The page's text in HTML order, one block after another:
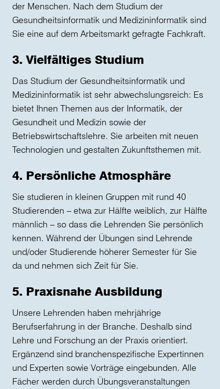
der Menschen. Nach dem Studium der
Gesundheitsinformatik und Medizininformatik sind
Sie eine auf dem Arbeitsmarkt gefragte Fachkraft.
3. Vielfältiges Studium
Das Studium der Gesundheitsinformatik und
Medizininformatik ist sehr abwechslungsreich: Es
bietet Ihnen Themen aus der Informatik, der
Gesundheit und Medizin sowie der
Betriebswirtschaftslehre. Sie arbeiten mit neuen
Technologien und gestalten Zukunftsthemen mit.
4. Persönliche Atmosphäre
Sie studieren in kleinen Gruppen mit rund 40
Studierenden – etwa zur Hälfte weiblich, zur Hälfte
männlich – so dass die Lehrenden Sie persönlich
kennen. Während der Übungen sind Lehrende
und/oder Studierende höherer Semester für Sie
da und nehmen sich Zeit für Sie.
5. Praxisnahe Ausbildung
Unsere Lehrenden haben mehrjährige
Berufserfahrung in der Branche. Deshalb sind
Lehre und Forschung an der Praxis orientiert.
Ergänzend sind branchenspezifische Expertinnen
und Experten sowie Vorträge eingebunden. Alle
Fächer werden durch Übungsveranstaltungen